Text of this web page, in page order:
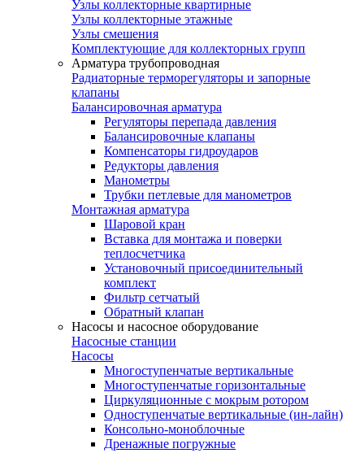
Узлы коллекторные квартирные
Узлы коллекторные этажные
Узлы смешения
Комплектующие для коллекторных групп
Арматура трубопроводная
Радиаторные терморегуляторы и запорные
клапаны
Балансировочная арматура
Регуляторы перепада давления
Балансировочные клапаны
Компенсаторы гидроударов
Редукторы давления
Манометры
Трубки петлевые для манометров
Монтажная арматура
Шаровой кран
Вставка для монтажа и поверки
теплосчетчика
Установочный присоединительный
комплект
Фильтр сетчатый
Обратный клапан
Насосы и насосное оборудование
Насосные станции
Насосы
Многоступенчатые вертикальные
Многоступенчатые горизонтальные
Циркуляционные с мокрым ротором
Одноступенчатые вертикальные (ин-лайн)
Консольно-моноблочные
Дренажные погружные